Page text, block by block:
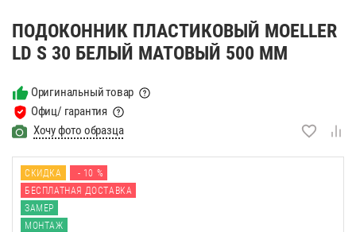
ПОДОКОННИК ПЛАСТИКОВЫЙ MOELLER
LD S 30 БЕЛЫЙ МАТОВЫЙ 500 ММ
Оригинальный товар
Офиц/ гарантия
Хочу фото образца
СКИДКА
- 10 %
БЕСПЛАТНАЯ ДОСТАВКА
ЗАМЕР
МОНТАЖ